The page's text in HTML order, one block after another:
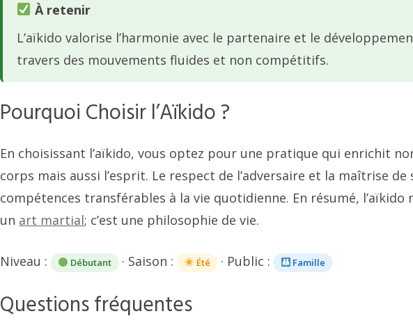
À retenir
L’aïkido valorise l’harmonie avec le partenaire et le
travers des mouvements fluides et non compétitifs.
Pourquoi Choisir l’Aïkido ?
En choisissant l’aïkido, vous optez pour une pratique qui enrichit
corps mais aussi l’esprit. Le respect de l’adversaire et la maîtrise de
compétences transférables à la vie quotidienne. En résumé, l’aïkido
un art martial; c’est une philosophie de vie.
Niveau : Débutant · Saison : Été · Public : Famille
Questions fréquentes